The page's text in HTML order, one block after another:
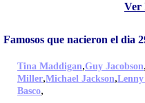
Ver
Famosos que nacieron el dia
Tina Maddigan,Guy Jacobson,
Miller,Michael Jackson,
Basco,